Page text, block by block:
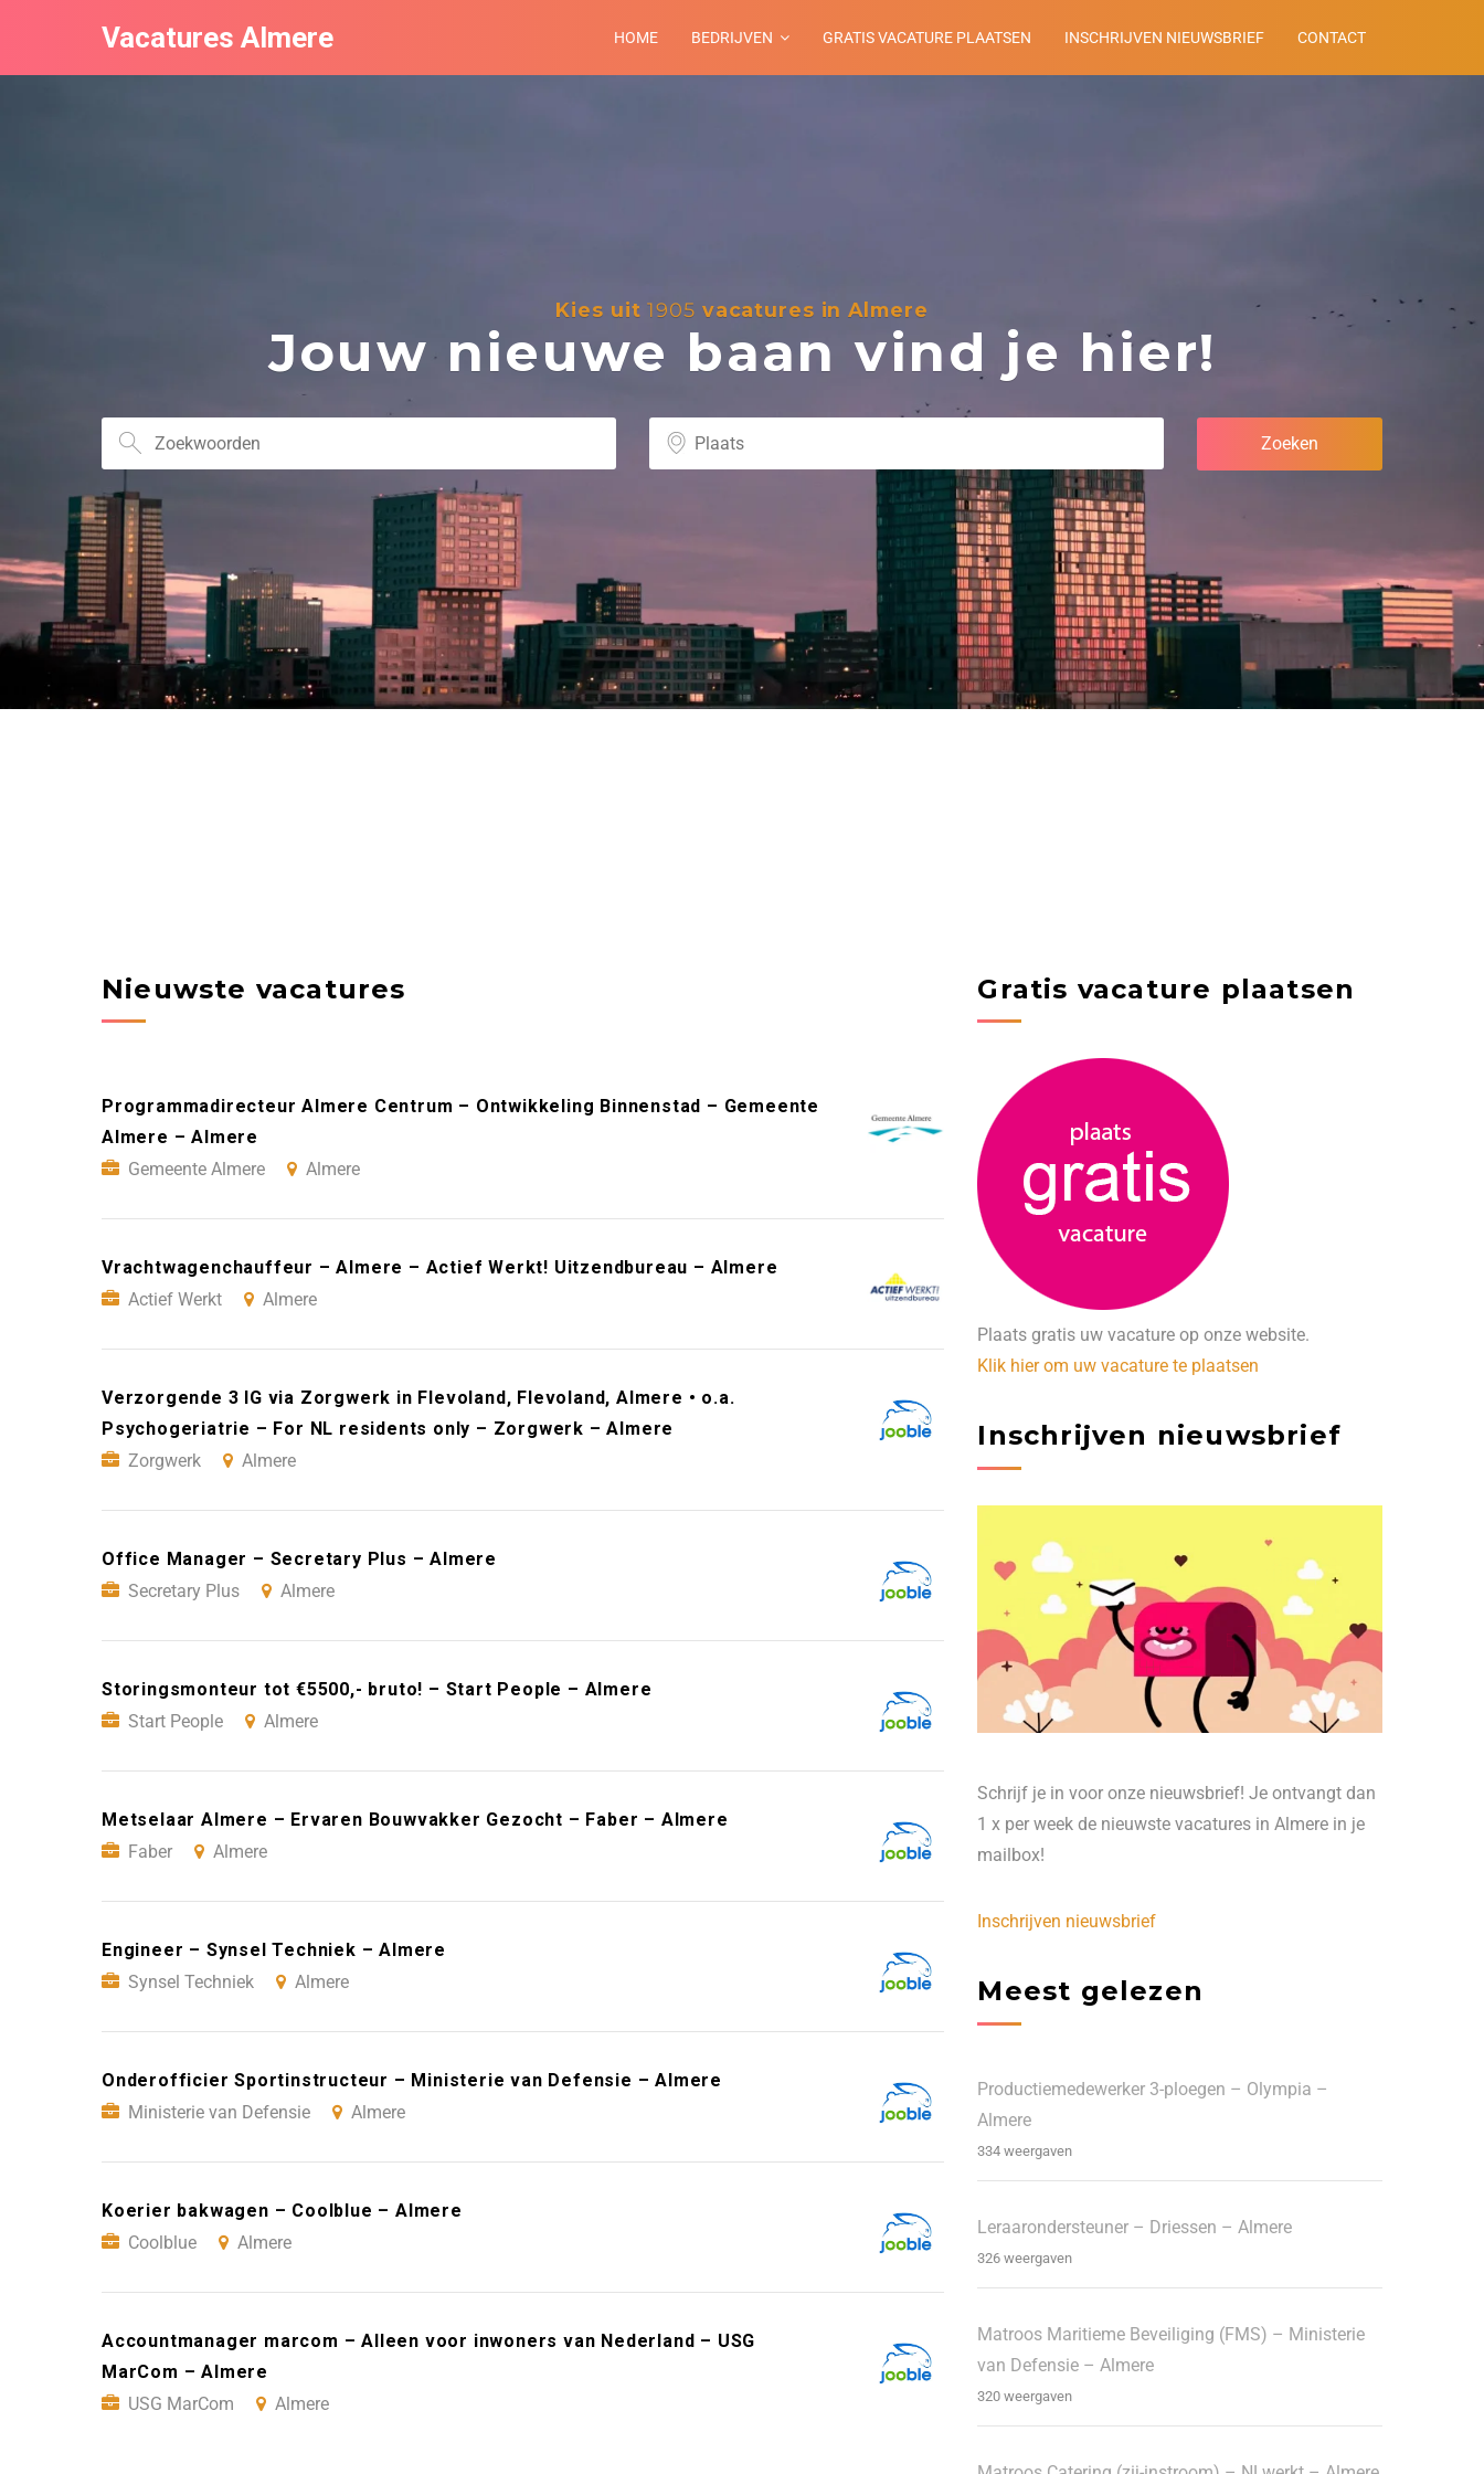
Vacatures Almere HOME BEDRIJVEN GRATIS VACATURE PLAATSEN INSCHRIJVEN NIEUWSBRIEF CONTACT
Kies uit1905 vacatures in Almere
Jouw nieuwe baan vind je hier!
Nieuwste vacatures
Programmadirecteur Almere Centrum – Ontwikkeling Binnenstad – Gemeente
Almere – Almere
Gemeente Almere
Almere
Vrachtwagenchauffeur – Almere – Actief Werkt! Uitzendbureau – Almere
Actief Werkt
Almere
Verzorgende 3 IG via Zorgwerk in Flevoland, Flevoland, Almere • o.a.
Psychogeriatrie – For NL residents only – Zorgwerk – Almere
Zorgwerk
Almere
Office Manager – Secretary Plus – Almere
Secretary Plus
Almere
Storingsmonteur tot €5500,- bruto! – Start People – Almere
Start People
Almere
Metselaar Almere – Ervaren Bouwvakker Gezocht – Faber – Almere
Faber
Almere
Engineer – Synsel Techniek – Almere
Synsel Techniek
Almere
Onderofficier Sportinstructeur – Ministerie van Defensie – Almere
Ministerie van Defensie
Almere
Koerier bakwagen – Coolblue – Almere
Coolblue
Almere
Accountmanager marcom – Alleen voor inwoners van Nederland – USG
MarCom – Almere
USG MarCom
Almere
Gratis vacature plaatsen
Plaats gratis uw vacature op onze website.
Klik hier om uw vacature te plaatsen
Inschrijven nieuwsbrief
Schrijf je in voor onze nieuwsbrief! Je ontvangt dan
1 x per week de nieuwste vacatures in Almere in je
mailbox!
Inschrijven nieuwsbrief
Meest gelezen
Productiemedewerker 3-ploegen – Olympia –
Almere
334 weergaven
Leraarondersteuner – Driessen – Almere
326 weergaven
Matroos Maritieme Beveiliging (FMS) – Ministerie
van Defensie – Almere
320 weergaven